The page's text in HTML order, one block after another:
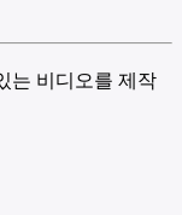
는 비디오를 제작